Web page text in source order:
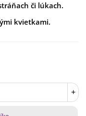
či lúkach.
kvietkami.
+